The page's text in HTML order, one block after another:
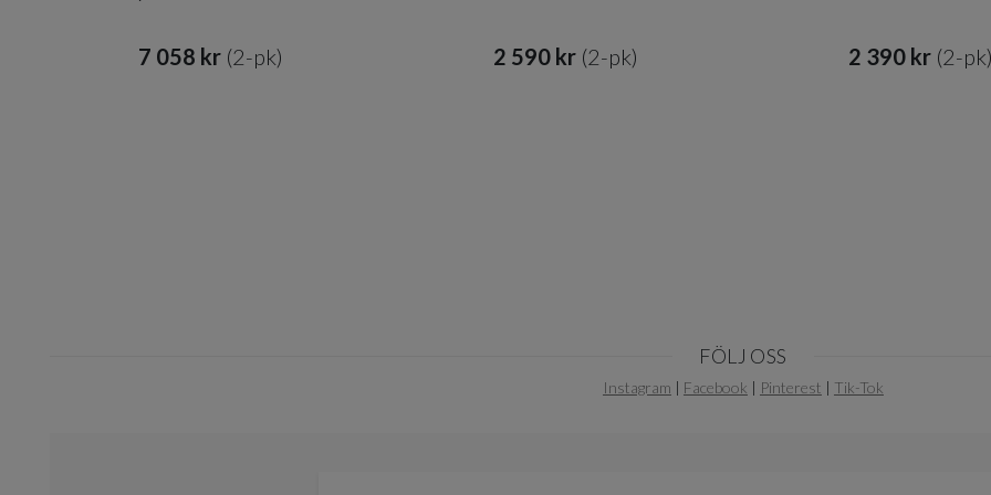
7 058 kr​​ (2-pk) 2 590 kr​​ (2-pk) 2 390 kr​​ (2-pk)
FÖLJ OSS
Instagram | Facebook | Pinterest | Tik-Tok